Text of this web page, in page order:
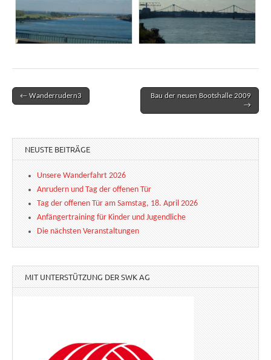
Post navigation
← Wanderrudern3
Bau der neuen Bootshalle 2009
→
NEUSTE BEITRÄGE
Unsere Wanderfahrt 2026
Anrudern und Tag der offenen Tür
Tag der offenen Tür am Samstag, 18. April 2026
Anfängertraining für Kinder und Jugendliche
Die nächsten Veranstaltungen
MIT UNTERSTÜTZUNG DER SWK AG